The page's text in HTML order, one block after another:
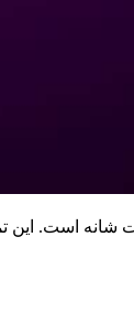
است. این